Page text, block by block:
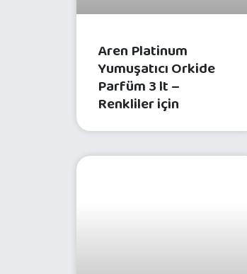
Aren Platinum
Yumuşatıcı Orkide
Parfüm 3 lt –
Renkliler için